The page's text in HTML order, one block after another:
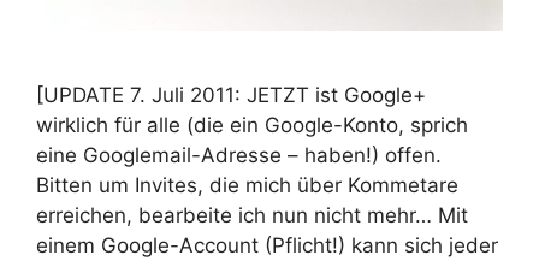
[UPDATE 7. Juli 2011: JETZT ist Google+
wirklich für alle (die ein Google-Konto, sprich
eine Googlemail-Adresse – haben!) offen.
Bitten um Invites, die mich über Kommetare
erreichen, bearbeite ich nun nicht mehr… Mit
einem Google-Account (Pflicht!) kann sich jeder